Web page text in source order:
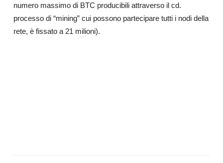
numero massimo di BTC producibili attraverso il cd.
processo di “mining” cui possono partecipare tutti i nodi della
rete, è fissato a 21 milioni).